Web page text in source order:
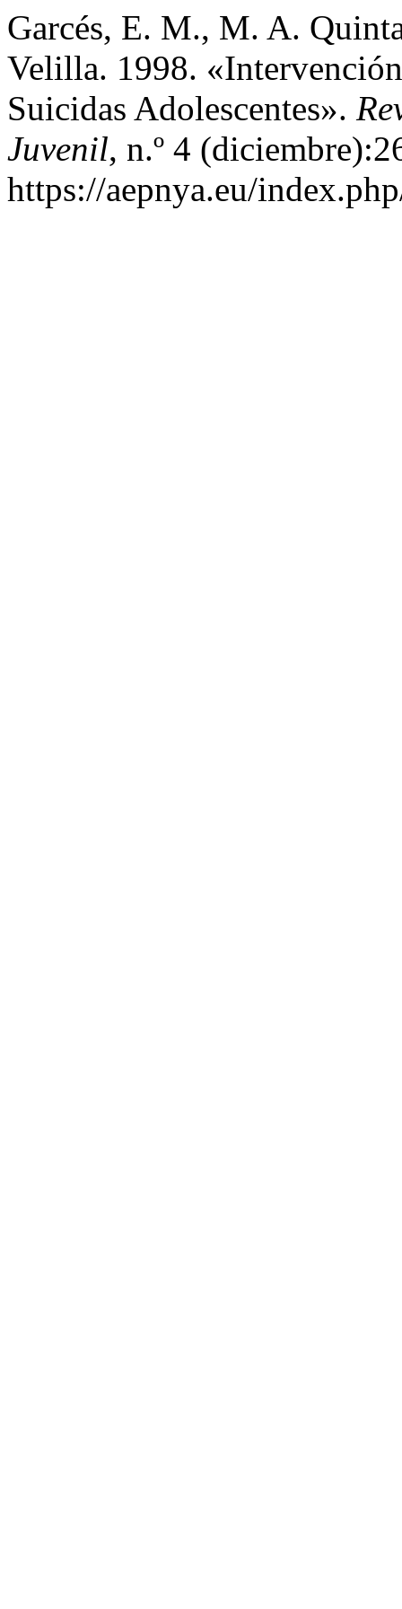
Garcés, E. M., M. A.
Velilla. 1998.
Suicidas Adolescentes».
Juvenil, n.º 4
https://aepnya.eu/